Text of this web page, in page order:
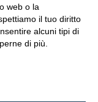
web o la
il tuo diritto
alcuni tipi di
di più.